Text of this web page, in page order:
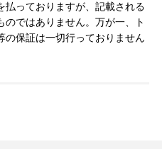
払っておりますが、記載される
ではありません。万が一、ト
の保証は一切行っておりません